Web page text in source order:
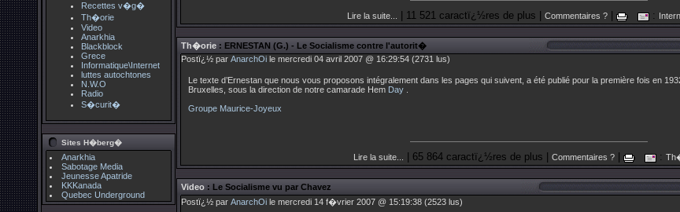
Recettes v�g�
Th�orie
Video
Anarkhia
Blackblock
Grece
Informatique\Internet
luttes autochtones
N.W.O
Radio
S�curit�
Sites H�berg�
Anarkhia
Sabotage Media
Jeunesse Apatride
KKKanada
Quebec Underground
Lire la suite... | 11 521 caractï¿½res de plus | Commentaires ?| :
Th�orie: ERNESTAN (G.) - Le Socialisme contre l'autorit�
Postï¿½ par AnarchOile mercredi 04 avril 2007 @ 16:29:54 (2731 lus)
Le texte d’Ernestan que nous vous proposons intégralement dans les pages qui suivent, a été publié pour la première fois en
Bruxelles, sous la direction de notre camarade Hem Day.
Groupe Maurice-Joyeux
Lire la suite... | 65 864 caractï¿½res de plus | Commentaires ?| :
Video: Le Socialisme vu par Chavez
Postï¿½ par AnarchOile mercredi 14 f�vrier 2007 @ 15:19:38 (2523 lus)